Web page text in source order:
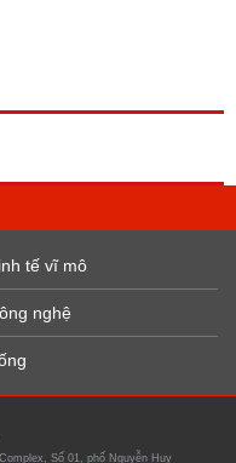
tế vĩ mô
nghệ
Số 01, phố Nguyễn Huy